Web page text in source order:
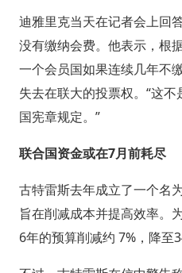
迪雅里克当天在记者会上回
没有缴纳会费。他表示，根
一个会员国如果连续几年不
失去在联大的投票权。“这
国宪章规定。”
联合国资金或在7月前耗尽
古特雷斯去年成立了一个名
旨在削减成本并提高效率。
6年的预算削减约 7%，降至